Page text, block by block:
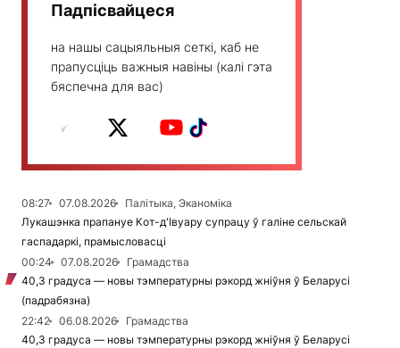
Падпісвайцеся
на нашы сацыяльныя сеткі, каб не
прапусціць важныя навіны (калі гэта
бяспечна для вас)
08:27 07.08.2026
Палітыка, Эканоміка
Лукашэнка прапануе Кот-д'Івуару супрацу ў галіне сельскай
гаспадаркі, прамысловасці
00:24
07.08.2026
Грамадства
40,3 градуса — новы тэмпературны рэкорд жніўня ў Беларусі
(падрабязна)
22:42
06.08.2026
Грамадства
40,3 градуса — новы тэмпературны рэкорд жніўня ў Беларусі